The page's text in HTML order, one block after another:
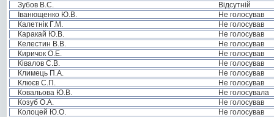
Зубов В.С.
Відсутній
Іванющенко Ю.В.
Не голосував
Калетнік Г.М.
Не голосував
Каракай Ю.В.
Не голосував
Келестин В.В.
Не голосував
Киричок О.Е.
Не голосував
Ківалов С.В.
Не голосував
Климець П.А.
Не голосував
Клюєв С.П.
Не голосував
Ковальова Ю.В.
Не голосувала
Козуб О.А.
Не голосував
Колоцей Ю.О.
Не голосував